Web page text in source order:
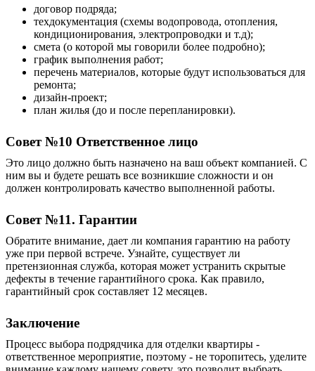
договор подряда;
техдокументация (схемы водопровода, отопления,
кондиционирования, электропроводки и т.д);
смета (о которой мы говорили более подробно);
график выполнения работ;
перечень материалов, которые будут использоваться для
ремонта;
дизайн-проект;
план жилья (до и после перепланировки).
Совет №10 Ответственное лицо
Это лицо должно быть назначено на ваш объект компанией. С
ним вы и будете решать все возникшие сложности и он
должен контролировать качество выполненной работы.
Совет №11. Гарантии
Обратите внимание, дает ли компания гарантию на работу
уже при первой встрече. Узнайте, существует ли
претензионная служба, которая может устранить скрытые
дефекты в течение гарантийного срока. Как правило,
гарантийный срок составляет 12 месяцев.
Заключение
Процесс выбора подрядчика для отделки квартиры -
ответственное мероприятие, поэтому - не торопитесь, уделите